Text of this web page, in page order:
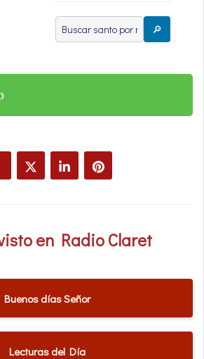
🔎
en Radio Claret
Buenos días Señor
Lecturas del Día